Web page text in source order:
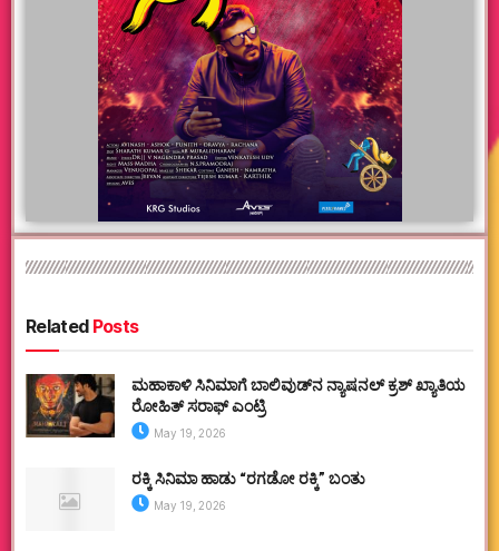
RelatedPosts
ಮಹಾಕಾಳಿ ಸಿನಿಮಾಗೆ ಬಾಲಿವುಡ್‌ನ ನ್ಯಾಷನಲ್ ಕ್ರಶ್ ಖ್ಯಾತಿಯ
ರೋಹಿತ್ ಸರಾಫ್ ಎಂಟ್ರಿ
May 19, 2026
ರಕ್ಕಿ ಸಿನಿಮಾ ಹಾಡು “ರಗಡೋ ರಕ್ಕಿ” ಬಂತು
May 19, 2026